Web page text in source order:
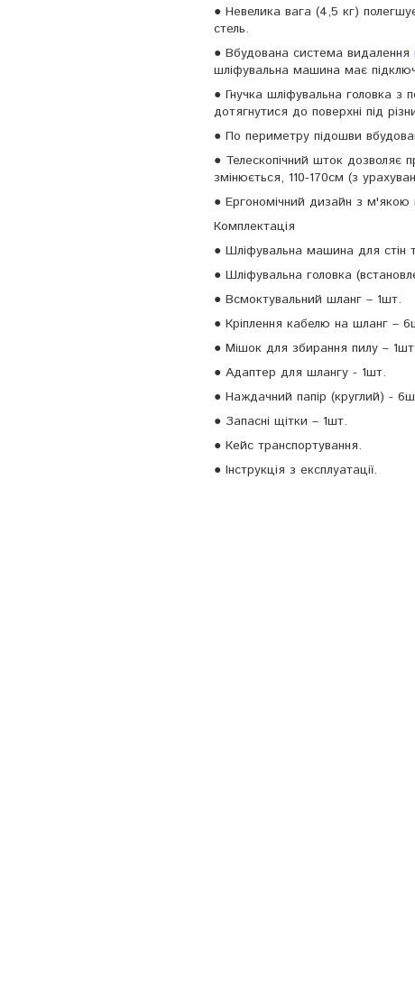
● Невелика вага (4,5 кг)
стель.
● Вбудована система видалення
шліфувальна машина має
● Гнучка шліфувальна головка з
дотягнутися до поверхні під
● По периметру підошви
● Телескопічний шток дозволяє
змінюється, 110-170см (з
● Ергономічний дизайн з м'якою
Комплектація
● Шліфувальна машина для стін
● Шліфувальна головка
● Всмоктувальний шланг – 1шт.
● Кріплення кабелю на шланг –
● Мішок для збирання пилу –
● Адаптер для шлангу - 1шт.
● Наждачний папір (круглий) -
● Запасні щітки – 1шт.
● Кейс транспортування.
● Інструкція з експлуатації.